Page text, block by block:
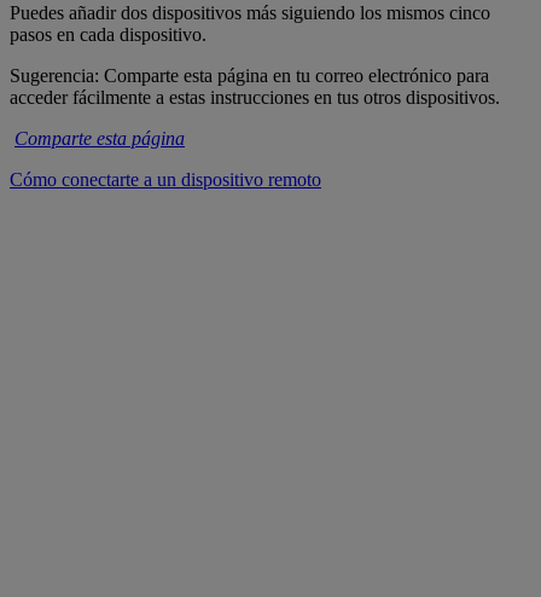
Puedes añadir dos dispositivos más siguiendo los mismos cinco
pasos en cada dispositivo.
Sugerencia: Comparte esta página en tu correo electrónico para
acceder fácilmente a estas instrucciones en tus otros dispositivos.
Comparte esta página
Cómo conectarte a un dispositivo remoto